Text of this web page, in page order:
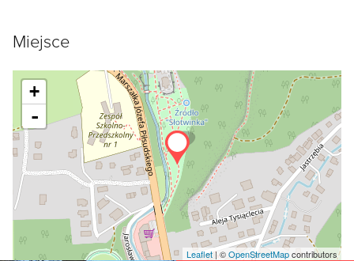
Miejsce
+
-
Leaflet| ©OpenStreetMapcontributors